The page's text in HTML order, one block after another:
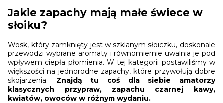
Jakie zapachy mają małe świece w
słoiku?
Wosk, który zamknięty jest w szklanym słoiczku, doskonale
przewodzi wybrane aromaty i równomiernie uwalnia je pod
wpływem ciepła płomienia. W tej kategorii postawiliśmy w
większości na jednorodne zapachy, które przywołują dobre
skojarzenia. Znajdą tu coś dla siebie amatorzy
klasycznych przypraw, zapachu czarnej kawy,
kwiatów, owoców w różnym wydaniu.